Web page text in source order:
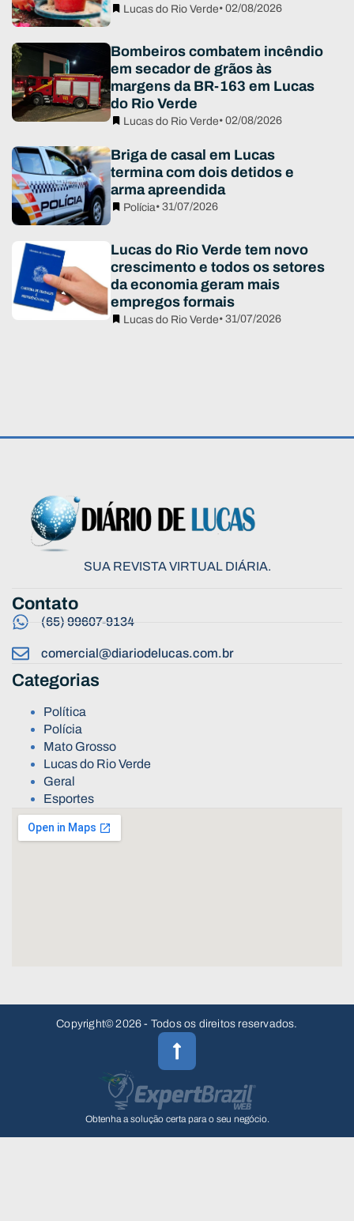
Lucas do Rio Verde• 02/08/2026
Bombeiros combatem incêndio
em secador de grãos às
margens da BR-163 em Lucas
do Rio Verde
Lucas do Rio Verde• 02/08/2026
Briga de casal em Lucas
termina com dois detidos e
arma apreendida
Polícia• 31/07/2026
Lucas do Rio Verde tem novo
crescimento e todos os setores
da economia geram mais
empregos formais
Lucas do Rio Verde• 31/07/2026
SUA REVISTA VIRTUAL DIÁRIA.
Contato
(65) 99607-9134
comercial@diariodelucas.com.br
Categorias
Política
Polícia
Mato Grosso
Lucas do Rio Verde
Geral
Esportes
Copyright© 2026 - Todos os direitos reservados.
Obtenha a solução certa para o seu negócio.